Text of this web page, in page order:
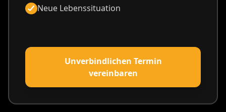
Neue Lebenssituation
Unverbindlichen Termin
vereinbaren